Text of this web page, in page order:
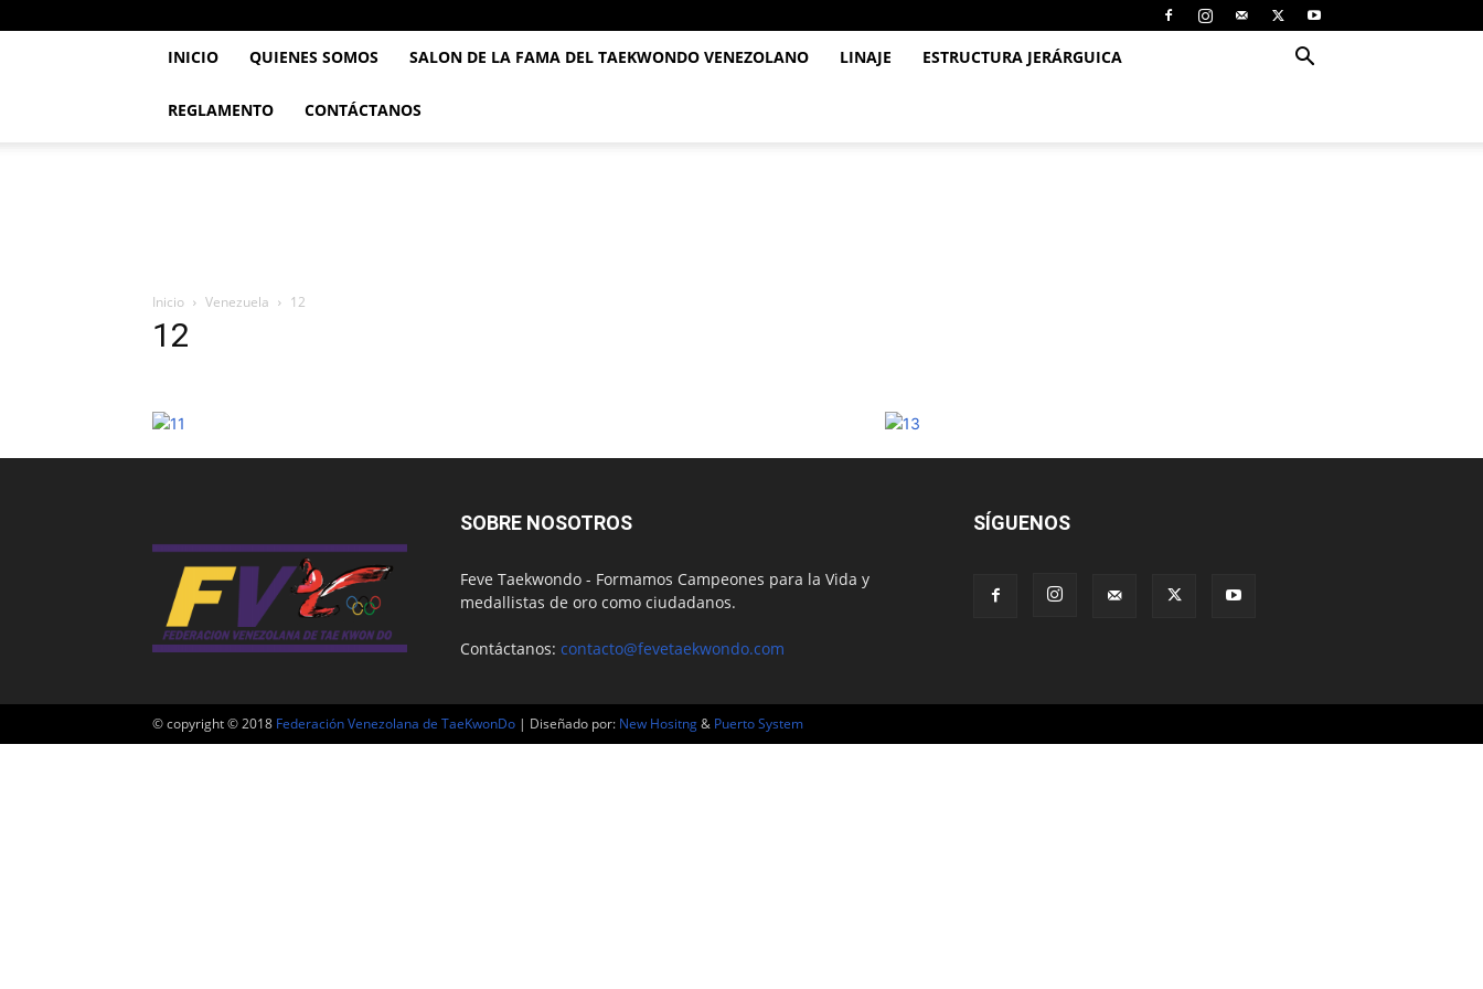
INICIO QUIENES SOMOS SALON DE LA FAMA DEL TAEKWONDO VENEZOLANO LINAJE ESTRUCTURA JERÁRGUICA
REGLAMENTO CONTÁCTANOS
Inicio Venezuela 12
12
SOBRE NOSOTROS
Feve Taekwondo - Formamos Campeones para la Vida y
medallistas de oro como ciudadanos.
Contáctanos: contacto@fevetaekwondo.com
SÍGUENOS
© copyright © 2018 Federación Venezolana de TaeKwonDo | Diseñado por: New Hositng& Puerto System